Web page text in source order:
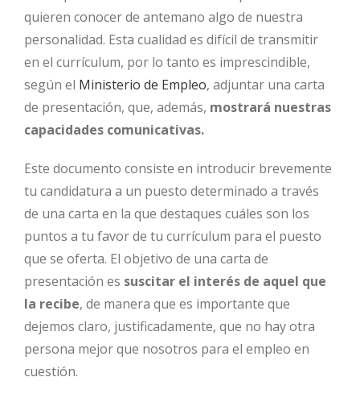
quieren conocer de antemano algo de nuestra
personalidad. Esta cualidad es difícil de transmitir
en el currículum, por lo tanto es imprescindible,
según el Ministerio de Empleo, adjuntar una carta
de presentación, que, además, mostrará nuestras
capacidades comunicativas.
Este documento consiste en introducir brevemente
tu candidatura a un puesto determinado a través
de una carta en la que destaques cuáles son los
puntos a tu favor de tu currículum para el puesto
que se oferta. El objetivo de una carta de
presentación es suscitar el interés de aquel que
la recibe, de manera que es importante que
dejemos claro, justificadamente, que no hay otra
persona mejor que nosotros para el empleo en
cuestión.